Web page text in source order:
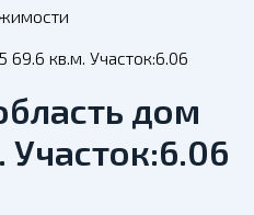
кв.м. Участок:6.06
дом
Участок:6.06